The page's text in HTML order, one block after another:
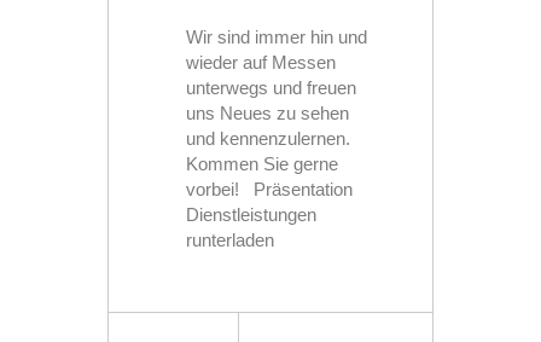
Wir sind immer hin und
wieder auf Messen
unterwegs und freuen
uns Neues zu sehen
und kennenzulernen.
Kommen Sie gerne
vorbei! Präsentation
Dienstleistungen
runterladen